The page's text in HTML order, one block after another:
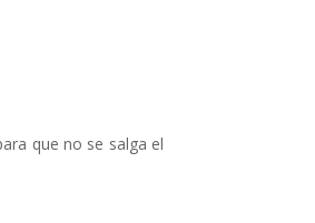
que no se salga el